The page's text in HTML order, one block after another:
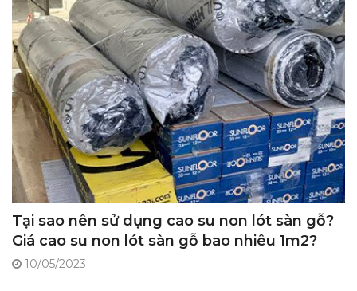
Tại sao nên sử dụng cao su non lót sàn gỗ?
Giá cao su non lót sàn gỗ bao nhiêu 1m2?
10/05/2023